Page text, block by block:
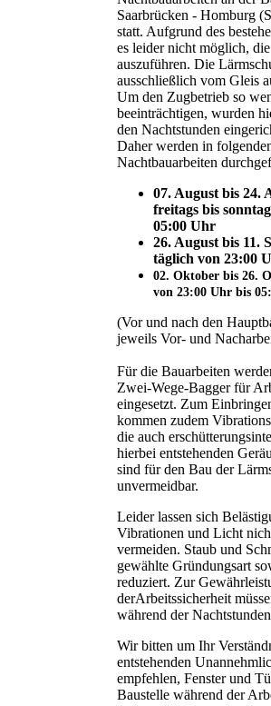
Saarbrücken - Homburg
statt. Aufgrund des
es leider nicht möglich,
auszuführen. Die
ausschließlich vom Gleis
Um den Zugbetrieb so
beeinträchtigen, wurden
den Nachtstunden
Daher werden in
Nachtbauarbeiten
07. August bis 24.
freitags bis
05:00 Uhr
26. August bis 11.
täglich von 23:00
02. Oktober bis 26.
von 23:00 Uhr bis
(Vor und nach den
jeweils Vor- und
Für die Bauarbeiten
Zwei-Wege-Bagger für
eingesetzt. Zum
kommen zudem
die auch
hierbei entstehenden
sind für den Bau der
unvermeidbar.
Leider lassen sich
Vibrationen und Licht
vermeiden. Staub und
gewählte Gründungsart
reduziert. Zur
derArbeitssicherheit
während der
Wir bitten um Ihr
entstehenden
empfehlen, Fenster und
Baustelle während der